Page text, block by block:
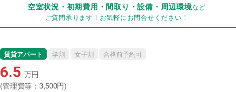
空室状況・初期費用・間取り・設備・周辺環境など
ご質問承ります！お気軽にお問合せください！
賃貸アパート 学割 女子割 合格前予約可
6.5 万円
(管理費等：3,500円)